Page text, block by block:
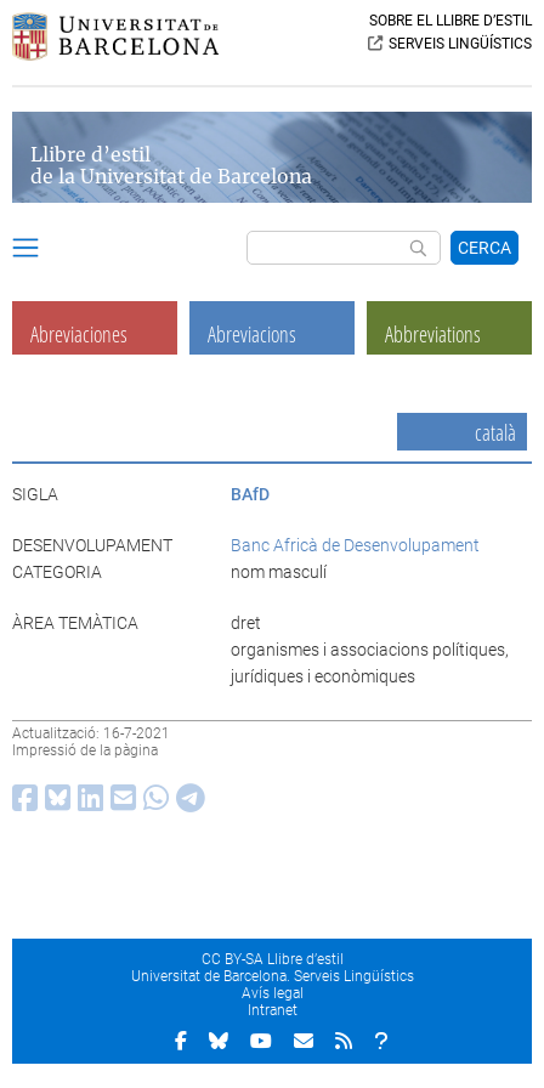
SOBRE EL LLIBRE D’ESTIL
SERVEIS LINGÜÍSTICS
Llibre d’estil
de la Universitat de Barcelona
CERCA
Abreviaciones Abreviacions Abbreviations
català
SIGLA BAfD
DESENVOLUPAMENT
Banc Africà de Desenvolupament
CATEGORIA
nom masculí
ÀREA TEMÀTICA
dret
organismes i associacions polítiques,
jurídiques i econòmiques
Actualització: 16-7-2021
Impressió de la pàgina
CC BY-SA Llibre d’estil
Universitat de Barcelona. Serveis Lingüístics
Avís legal
Intranet